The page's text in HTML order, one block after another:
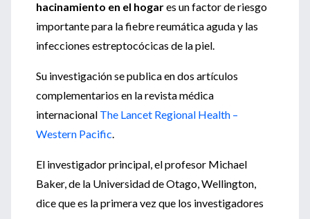
hacinamiento en el hogares un factor de riesgo
importante para la fiebre reumática aguda y las
infecciones estreptocócicas de la piel.
Su investigación se publica en dos artículos
complementarios en la revista médica
internacional The Lancet Regional Health –
Western Pacific.
El investigador principal, el profesor Michael
Baker, de la Universidad de Otago, Wellington,
dice que es la primera vez que los investigadores